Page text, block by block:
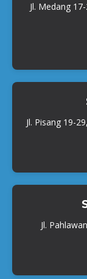
Jl. Medang
Jl. Pisang 19-
Jl.